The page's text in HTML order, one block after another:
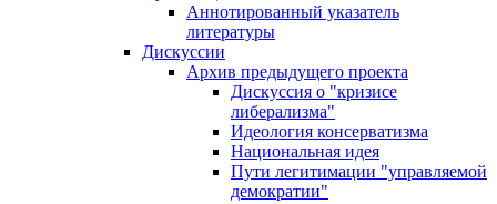
Аннотированный указатель
литературы
Дискуссии
Архив предыдущего проекта
Дискуссия о "кризисе
либерализма"
Идеология консерватизма
Национальная идея
Пути легитимации "управляемой
демократии"